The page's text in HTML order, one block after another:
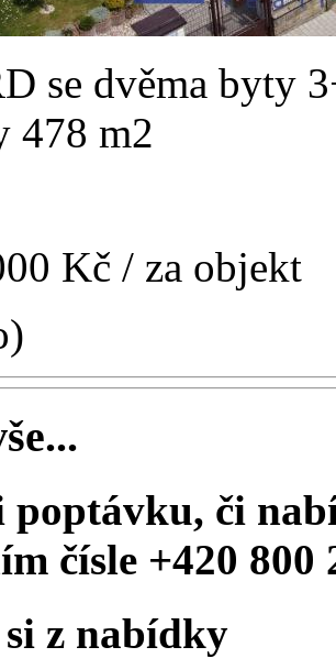
se dvěma byty
478 m2
Kč / za objekt
poptávku, či
čísle +420 800
z nabídky